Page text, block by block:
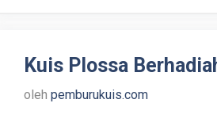
Kuis Plossa
oleh pemburukuis.com